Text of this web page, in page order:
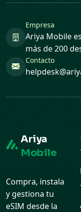
Empresa
Ariya Mobile
más de 200
Contacto
Ariya
Mobile
Compra, instala
y gestiona tu
eSIM desde la